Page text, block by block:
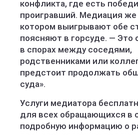
конфликта, где есть
проигравший. Медиация же
котором выигрывают обе
поясняют в горсуде. — Это
в спорах между соседями,
родственниками или
предстоит продолжать
суда».
Услуги медиатора
для всех обращающихся в
подробную информацию о